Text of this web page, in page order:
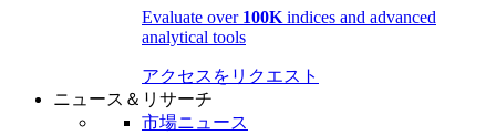
Evaluate over 100K indices and advanced
analytical tools
アクセスをリクエスト
ニュース＆リサーチ
市場ニュース